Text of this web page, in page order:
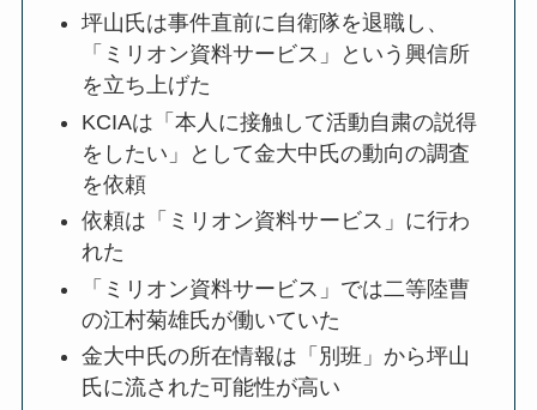
坪山氏は事件直前に自衛隊を退職し、
「ミリオン資料サービス」という興信所
を立ち上げた
KCIAは「本人に接触して活動自粛の説得
をしたい」として金大中氏の動向の調査
を依頼
依頼は「ミリオン資料サービス」に行わ
れた
「ミリオン資料サービス」では二等陸曹
の江村菊雄氏が働いていた
金大中氏の所在情報は「別班」から坪山
氏に流された可能性が高い